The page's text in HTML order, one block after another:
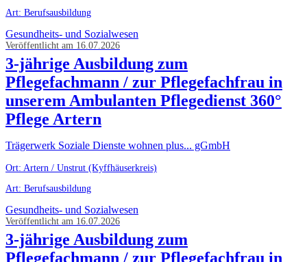
Art: Berufsausbildung
Gesundheits- und Sozialwesen
Veröffentlicht am 16.07.2026
3-jährige Ausbildung zum
Pflegefachmann / zur Pflegefachfrau in
unserem Ambulanten Pflegedienst 360°
Pflege Artern
Trägerwerk Soziale Dienste wohnen plus... gGmbH
Ort: Artern / Unstrut (Kyffhäuserkreis)
Art: Berufsausbildung
Gesundheits- und Sozialwesen
Veröffentlicht am 16.07.2026
3-jährige Ausbildung zum
Pflegefachmann / zur Pflegefachfrau in